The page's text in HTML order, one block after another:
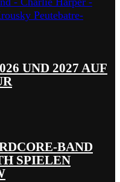
UND 2027 AUF
BAND
SPIELEN